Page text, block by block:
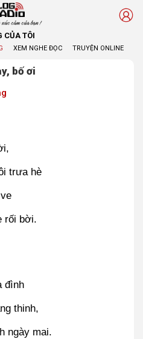
cảm của bạn !
CỦA TÔI
XEM NGHE ĐỌC TRUYỆN ONLINE
bố ơi
trưa hè
rối bời.
đình
thinh,
ngày mai.